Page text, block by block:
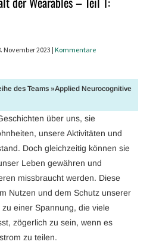
November 2023 |Kommentare
des Teams »Applied Neurocognitive
über uns, sie
unsere Aktivitäten und
Doch gleichzeitig können sie
Leben gewähren und
missbraucht werden. Diese
Nutzen und dem Schutz unserer
einer Spannung, die viele
zögerlich zu sein, wenn es
zu teilen.